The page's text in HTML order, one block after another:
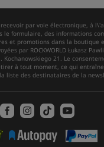
recevoir par voie électronique, à
le formulaire, des informations
et promotions dans la boutique
par ROCKWORLD Łukasz
Kochanowskiego 21. Le
à tout moment, ce qui
liste des destinataires de la